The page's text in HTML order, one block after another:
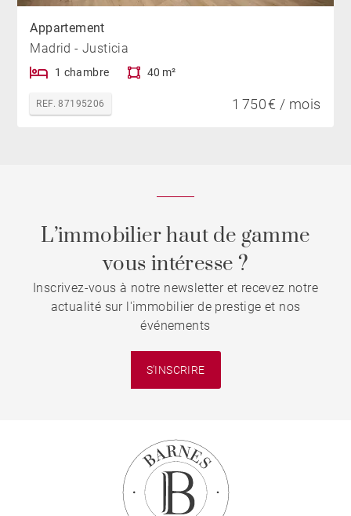
Appartement
Madrid - Justicia
1 chambre 40 m²
REF. 87195206 1 750 € / mois
L’immobilier haut de gamme
vous intéresse ?
Inscrivez-vous à notre newsletter et recevez notre
actualité sur l'immobilier de prestige et nos
événements
S'INSCRIRE